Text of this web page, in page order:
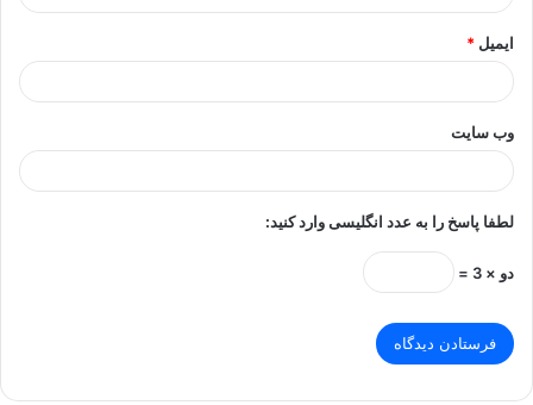
ایمیل *
وب‌ سایت
لطفا پاسخ را به عدد انگلیسی وارد کنید:
دو × 3 =